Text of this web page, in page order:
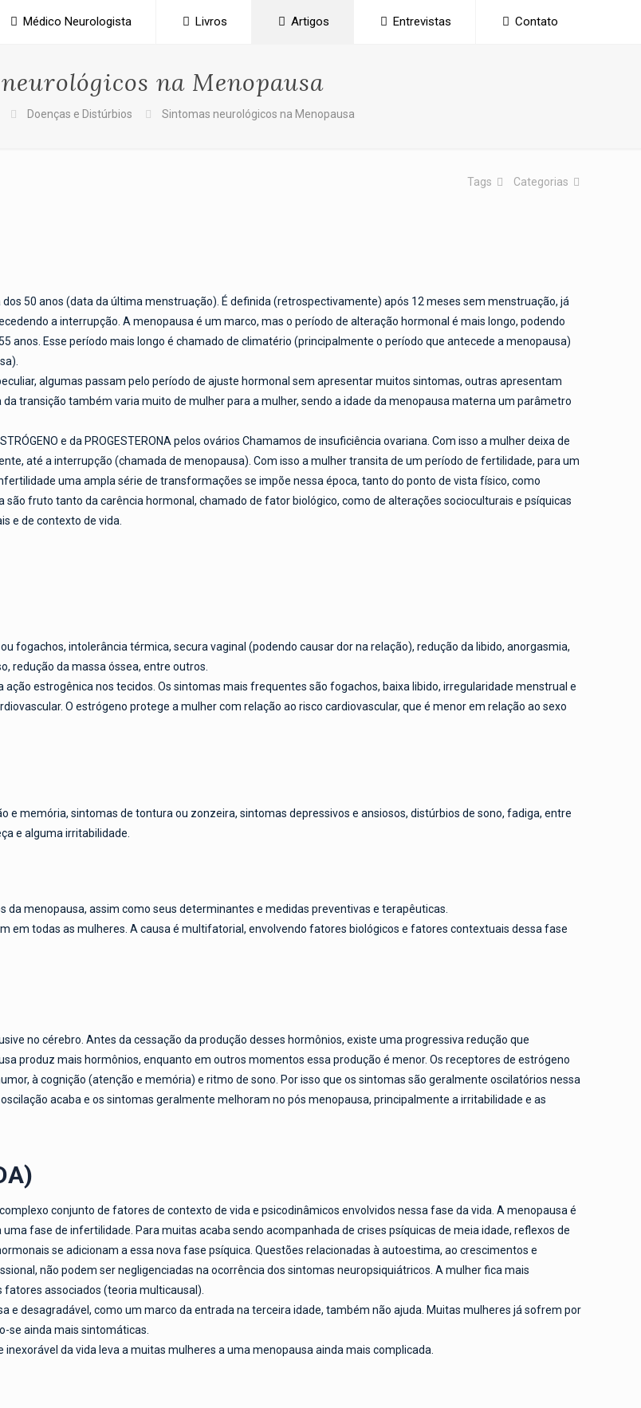
Médico Neurologista Livros Artigos Entrevistas Contato
na Menopausa
Doenças e Distúrbios Sintomas neurológicos na Menopausa
Categorias
Tags
50 anos (data da última menstruação). É definida (retrospectivamente) após 12 meses sem menstruação, já
a interrupção. A menopausa é um marco, mas o período de alteração hormonal é mais longo, podendo
anos. Esse período mais longo é chamado de climatério (principalmente o período que antecede a menopausa)
algumas passam pelo período de ajuste hormonal sem apresentar muitos sintomas, outras apresentam
transição também varia muito de mulher para a mulher, sendo a idade da menopausa materna um parâmetro
e da PROGESTERONA pelos ovários Chamamos de insuficiência ovariana. Com isso a mulher deixa de
até a interrupção (chamada de menopausa). Com isso a mulher transita de um período de fertilidade, para um
uma ampla série de transformações se impõe nessa época, tanto do ponto de vista físico, como
fruto tanto da carência hormonal, chamado de fator biológico, como de alterações socioculturais e psíquicas
e de contexto de vida.
fogachos, intolerância térmica, secura vaginal (podendo causar dor na relação), redução da libido, anorgasmia,
redução da massa óssea, entre outros.
estrogênica nos tecidos. Os sintomas mais frequentes são fogachos, baixa libido, irregularidade menstrual e
O estrógeno protege a mulher com relação ao risco cardiovascular, que é menor em relação ao sexo
memória, sintomas de tontura ou zonzeira, sintomas depressivos e ansiosos, distúrbios de sono, fadiga, entre
e alguma irritabilidade.
menopausa, assim como seus determinantes e medidas preventivas e terapêuticas.
em todas as mulheres. A causa é multifatorial, envolvendo fatores biológicos e fatores contextuais dessa fase
no cérebro. Antes da cessação da produção desses hormônios, existe uma progressiva redução que
produz mais hormônios, enquanto em outros momentos essa produção é menor. Os receptores de estrógeno
à cognição (atenção e memória) e ritmo de sono. Por isso que os sintomas são geralmente oscilatórios nessa
acaba e os sintomas geralmente melhoram no pós menopausa, principalmente a irritabilidade e as
conjunto de fatores de contexto de vida e psicodinâmicos envolvidos nessa fase da vida. A menopausa é
fase de infertilidade. Para muitas acaba sendo acompanhada de crises psíquicas de meia idade, reflexos de
se adicionam a essa nova fase psíquica. Questões relacionadas à autoestima, ao crescimentos e
não podem ser negligenciadas na ocorrência dos sintomas neuropsiquiátricos. A mulher fica mais
fatores associados (teoria multicausal).
e desagradável, como um marco da entrada na terceira idade, também não ajuda. Muitas mulheres já sofrem por
se ainda mais sintomáticas.
da vida leva a muitas mulheres a uma menopausa ainda mais complicada.